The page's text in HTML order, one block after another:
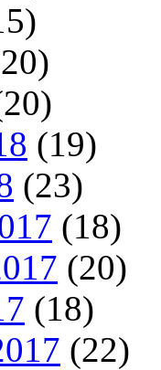
(19)
(23)
(18)
(20)
(18)
(22)